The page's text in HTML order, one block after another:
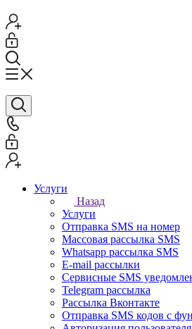
Услуги
Назад
Услуги
Отправка SMS на номер
Массовая рассылка SMS
Whatsapp рассылка SMS
E-mail рассылки
Сервисные SMS
Telegram рассылка
Рассылка Вконтакте
Отправка SMS кодов с